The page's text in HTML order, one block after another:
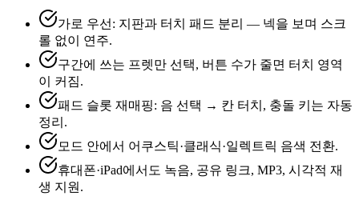
가로 우선: 지판과 터치 패드 분리 — 넥을 보며 스크
롤 없이 연주.
구간에 쓰는 프렛만 선택, 버튼 수가 줄면 터치 영역
이 커짐.
패드 슬롯 재매핑: 음 선택 → 칸 터치, 충돌 키는 자동
정리.
모드 안에서 어쿠스틱·클래식·일렉트릭 음색 전환.
휴대폰·iPad에서도 녹음, 공유 링크, MP3, 시각적 재
생 지원.